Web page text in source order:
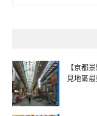
【京都
見地區